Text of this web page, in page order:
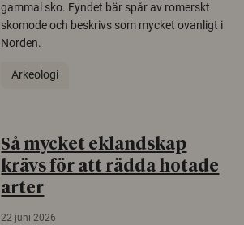
gammal sko. Fyndet bär spår av romerskt
skomode och beskrivs som mycket ovanligt i
Norden.
Arkeologi
Så mycket eklandskap
krävs för att rädda hotade
arter
22 juni 2026